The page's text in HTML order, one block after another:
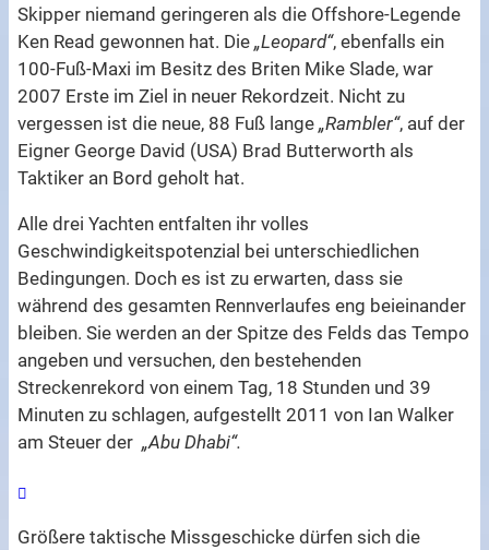
Skipper niemand geringeren als die Offshore-Legende
Ken Read gewonnen hat. Die„Leopard“, ebenfalls ein
100-Fuß-Maxi im Besitz des Briten Mike Slade, war
2007 Erste im Ziel in neuer Rekordzeit. Nicht zu
vergessen ist die neue, 88 Fuß lange„Rambler“, auf der
Eigner George David (USA) Brad Butterworth als
Taktiker an Bord geholt hat.
Alle drei Yachten entfalten ihr volles
Geschwindigkeitspotenzial bei unterschiedlichen
Bedingungen. Doch es ist zu erwarten, dass sie
während des gesamten Rennverlaufes eng beieinander
bleiben. Sie werden an der Spitze des Felds das Tempo
angeben und versuchen, den bestehenden
Streckenrekord von einem Tag, 18 Stunden und 39
Minuten zu schlagen, aufgestellt 2011 von Ian Walker
am Steuer der„Abu Dhabi“.
Größere taktische Missgeschicke dürfen sich die